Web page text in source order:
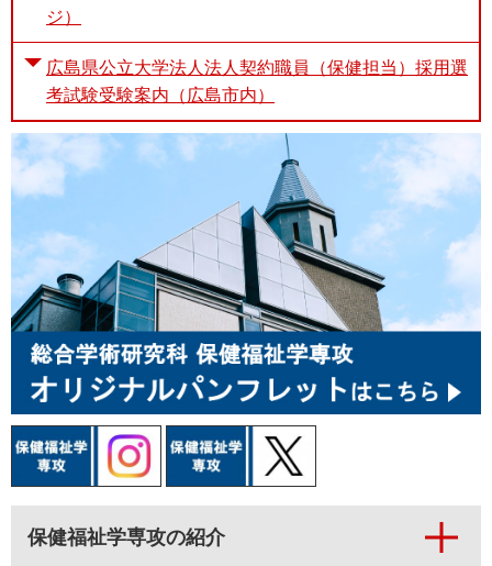
ジ）
広島県公立大学法人法人契約職員（保健担当）採用選
考試験受験案内（広島市内）
保健福祉学専攻の紹介